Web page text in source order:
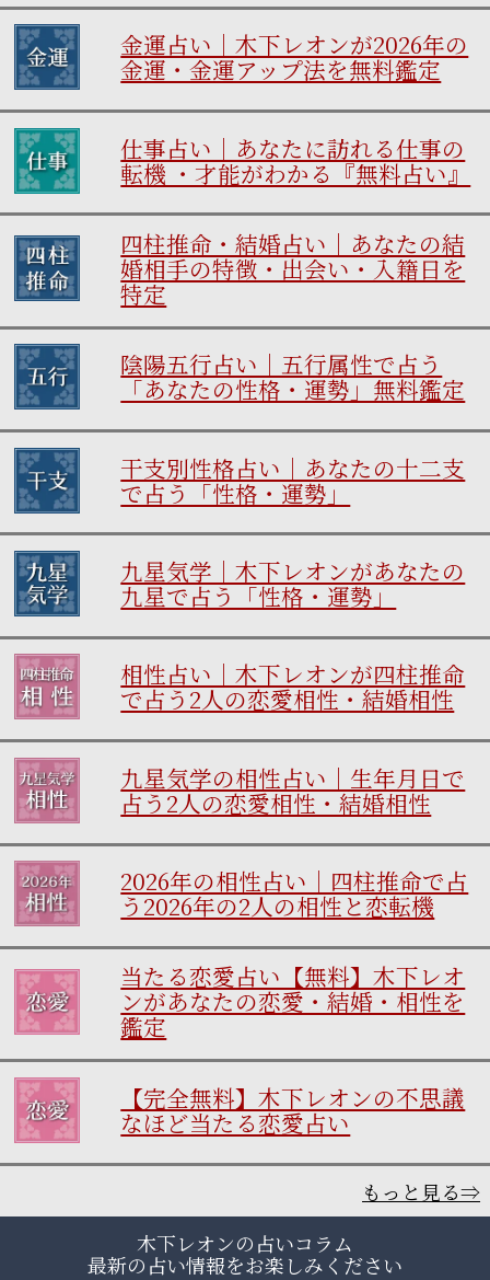
金運占い｜木下レオンが2026年の
金運・金運アップ法を無料鑑定
仕事占い｜あなたに訪れる仕事の
転機 ・才能がわかる『無料占い』
四柱推命・結婚占い｜あなたの結
婚相手の特徴・出会い・入籍日を
特定
陰陽五行占い｜五行属性で占う
「あなたの性格・運勢」無料鑑定
干支別性格占い｜あなたの十二支
で占う「性格・運勢」
九星気学｜木下レオンがあなたの
九星で占う「性格・運勢」
相性占い｜木下レオンが四柱推命
で占う2人の恋愛相性・結婚相性
九星気学の相性占い｜生年月日で
占う2人の恋愛相性・結婚相性
2026年の相性占い｜四柱推命で占
う2026年の2人の相性と恋転機
当たる恋愛占い【無料】木下レオ
ンがあなたの恋愛・結婚・相性を
鑑定
【完全無料】木下レオンの不思議
なほど当たる恋愛占い
もっと見る⇒
木下レオンの占いコラム
最新の占い情報をお楽しみください